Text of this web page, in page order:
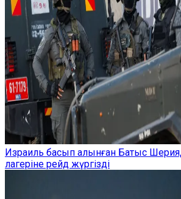
Израиль басып алынған Батыс
лагеріне рейд жүргізді